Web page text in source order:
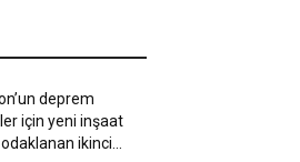
deprem
için yeni inşaat
ikinci...